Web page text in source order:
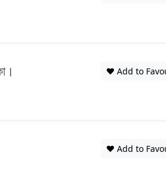
❤️ Add to
❤️ Add to